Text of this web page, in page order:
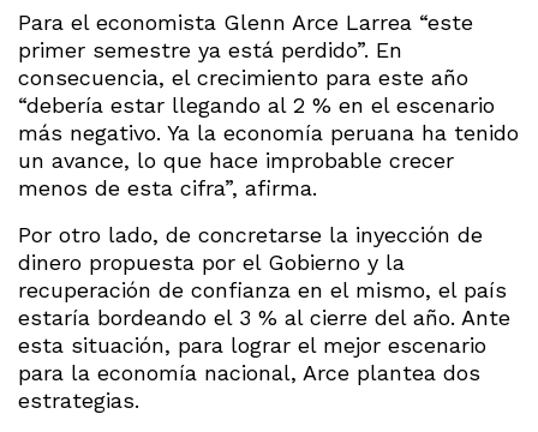
Para el economista Glenn Arce Larrea “este
primer semestre ya está perdido”. En
consecuencia, el crecimiento para este año
“debería estar llegando al 2 % en el escenario
más negativo. Ya la economía peruana ha tenido
un avance, lo que hace improbable crecer
menos de esta cifra”, afirma.
Por otro lado, de concretarse la inyección de
dinero propuesta por el Gobierno y la
recuperación de confianza en el mismo, el país
estaría bordeando el 3 % al cierre del año. Ante
esta situación, para lograr el mejor escenario
para la economía nacional, Arce plantea dos
estrategias.